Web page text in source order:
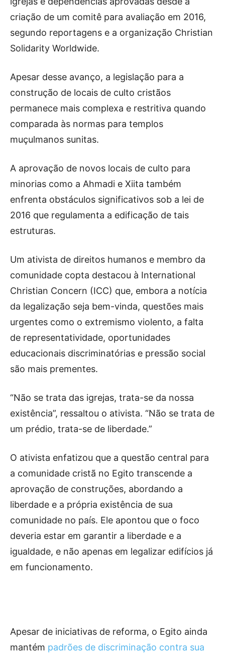
criação de um comitê para avaliação em 2016,
segundo reportagens e a organização Christian
Solidarity Worldwide.
Apesar desse avanço, a legislação para a
construção de locais de culto cristãos
permanece mais complexa e restritiva quando
comparada às normas para templos
muçulmanos sunitas.
A aprovação de novos locais de culto para
minorias como a Ahmadi e Xiita também
enfrenta obstáculos significativos sob a lei de
2016 que regulamenta a edificação de tais
estruturas.
Um ativista de direitos humanos e membro da
comunidade copta destacou à International
Christian Concern (ICC) que, embora a notícia
da legalização seja bem-vinda, questões mais
urgentes como o extremismo violento, a falta
de representatividade, oportunidades
educacionais discriminatórias e pressão social
são mais prementes.
“Não se trata das igrejas, trata-se da nossa
existência”, ressaltou o ativista. “Não se trata de
um prédio, trata-se de liberdade.”
O ativista enfatizou que a questão central para
a comunidade cristã no Egito transcende a
aprovação de construções, abordando a
liberdade e a própria existência de sua
comunidade no país. Ele apontou que o foco
deveria estar em garantir a liberdade e a
igualdade, e não apenas em legalizar edifícios já
em funcionamento.
Apesar de iniciativas de reforma, o Egito ainda
mantém padrões de discriminação contra sua